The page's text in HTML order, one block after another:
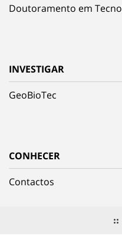
Doutoramento em
INVESTIGAR
GeoBioTec
CONHECER
Contactos